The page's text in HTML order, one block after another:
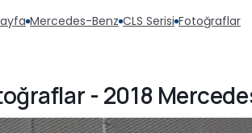
Mercedes-Benz CLS Serisi Fotoğraflar
- 2018